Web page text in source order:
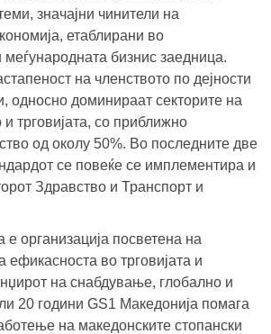
значајни чинители на
етаблирани во
бизнис заедница.
на членството по дејности
односно доминираат секторите на
и трговијата, со приближно
од околу 50%. Во последните две
се повеќе се имплементира и
Здравство и Транспорт и
е организација посветена на
во трговијата и
на снабдување, глобално и
20 години GS1 Македонија помага
на македонските стопански